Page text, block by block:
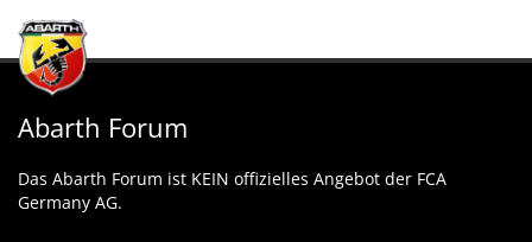
Abarth Forum
Das Abarth Forum ist KEIN offizielles Angebot der FCA
Germany AG.